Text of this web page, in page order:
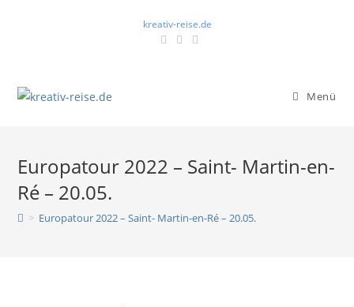
kreativ-reise.de
Menü
Europatour 2022 – Saint- Martin-en-
Ré – 20.05.
> Europatour 2022 – Saint- Martin-en-Ré – 20.05.